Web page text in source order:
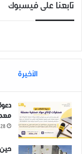
تابعنا على فيسبوك
الأخيرة
28 يوليو، 2026
حين